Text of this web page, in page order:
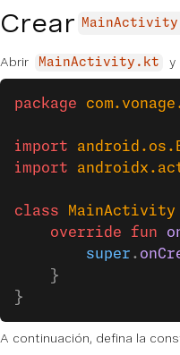
Crear
Abrir MainActivity.kt y
package
import
import
class MainActivity
    override
fun
        super
.
    }
}
A continuación, defina la